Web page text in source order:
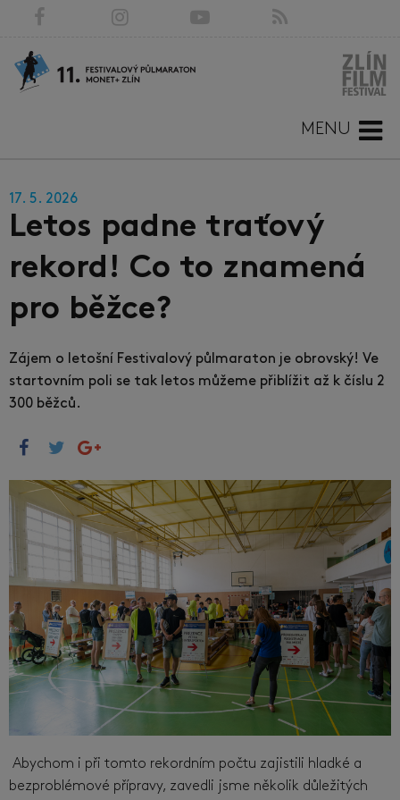
MENU
17. 5. 2026
Letos padne traťový
rekord! Co to znamená
pro běžce?
Zájem o letošní Festivalový půlmaraton je obrovský! Ve
startovním poli se tak letos můžeme přiblížit až k číslu 2
300 běžců.
Abychom i při tomto rekordním počtu zajistili hladké a
bezproblémové přípravy, zavedli jsme několik důležitých